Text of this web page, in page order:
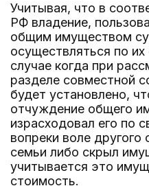
Учитывая, что в
РФ владение,
общим имуществом
осуществляться по
случае когда при
разделе совместной
будет установлено,
отчуждение общего
израсходовал его по
вопреки воле другого
семьи либо скрыл
учитывается это
стоимость.